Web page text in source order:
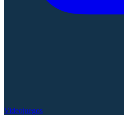
Videojuegos